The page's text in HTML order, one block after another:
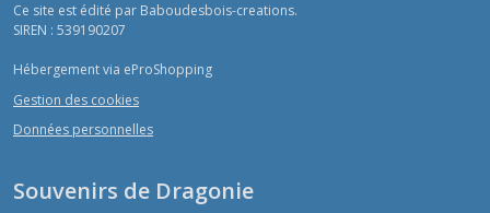
Ce site est édité par Baboudesbois-creations.
SIREN : 539190207
Hébergement via eProShopping
Gestion des cookies
Données personnelles
Souvenirs de Dragonie